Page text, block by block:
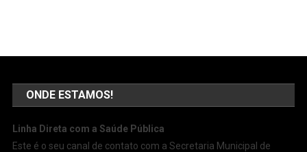
ONDE ESTAMOS!
Linha Direta com a Saúde Pública
Este é o seu canal de contato com a Secretaria Municipal de